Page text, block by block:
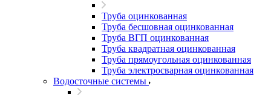
Труба оцинкованная
Труба бесшовная оцинкованная
Труба ВГП оцинкованная
Труба квадратная оцинкованная
Труба прямоугольная оцинкованная
Труба электросварная оцинкованная
Водосточные системы